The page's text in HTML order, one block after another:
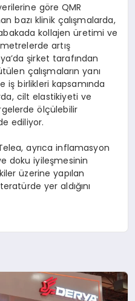
göre QMR
bazı klinik çalışmalarda,
kollajen üretimi ve
artış
şirket tarafından
çalışmaların yanı
iş birlikleri kapsamında
cilt elastikiyeti ve
ölçülebilir
ediliyor.
ayrıca inflamasyon
doku iyileşmesinin
üzerine yapılan
yer aldığını